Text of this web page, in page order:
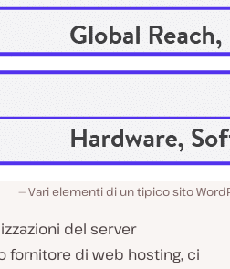
Vari elementi di un tipico sito
del server
fornitore di web hosting, ci